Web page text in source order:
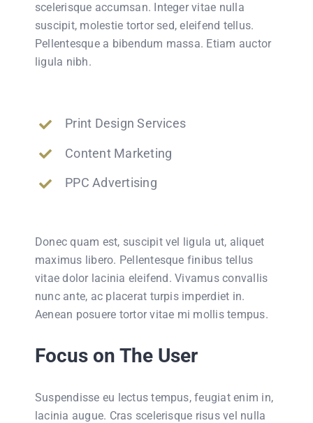
scelerisque accumsan. Integer vitae nulla
suscipit, molestie tortor sed, eleifend tellus.
Pellentesque a bibendum massa. Etiam auctor
ligula nibh.
Print Design Services
Content Marketing
PPC Advertising
Donec quam est, suscipit vel ligula ut, aliquet
maximus libero. Pellentesque finibus tellus
vitae dolor lacinia eleifend. Vivamus convallis
nunc ante, ac placerat turpis imperdiet in.
Aenean posuere tortor vitae mi mollis tempus.
Focus on The User
Suspendisse eu lectus tempus, feugiat enim in,
lacinia augue. Cras scelerisque risus vel nulla